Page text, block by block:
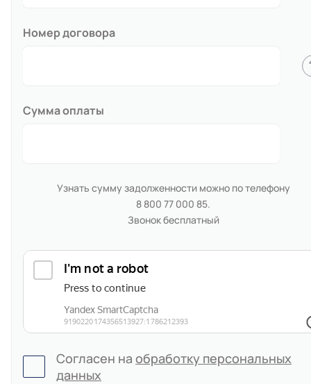
Номер договора
Сумма оплаты
Узнать сумму задолженности можно по телефону
8 800 77 000 85.
Звонок бесплатный
Согласен на обработку персональных
данных